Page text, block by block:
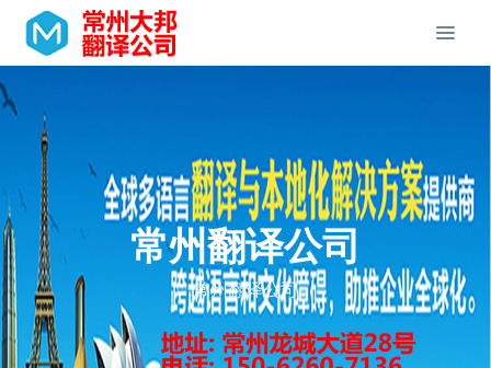
常州翻译公司
常州翻译公司